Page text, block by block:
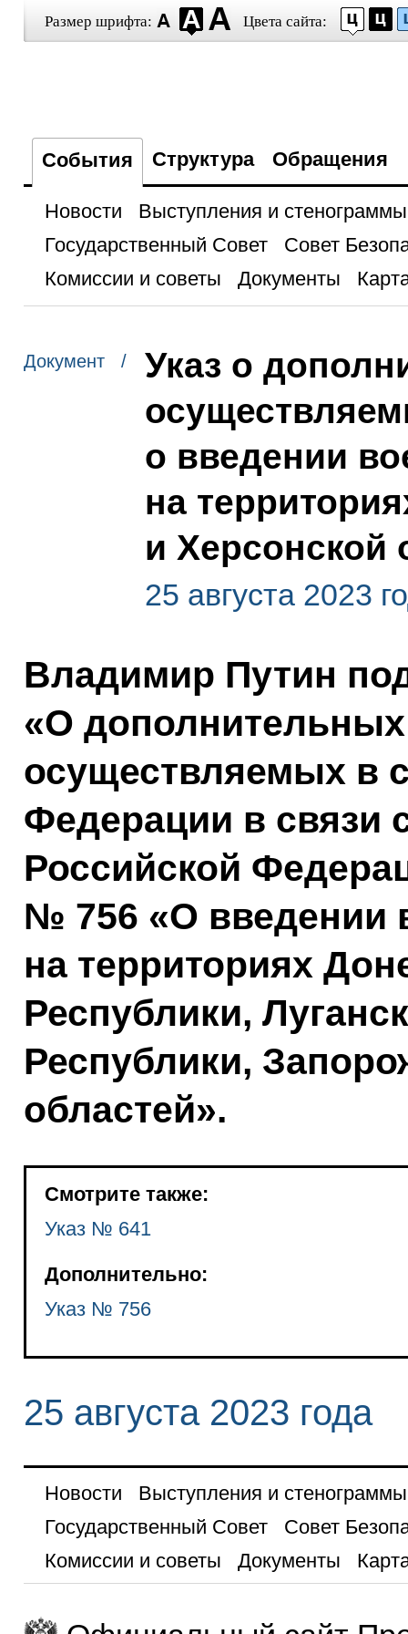
Размер шрифта: Цвета сайта:
События Структура Обращения
Новости
Выступления и стенограммы
Государственный Совет
Совет
Комиссии и советы
Документы
Документ /
Указ о
о введении
на
и Херсонской
25 августа 2023
Владимир Путин
«О
осуществляемых в
Федерации в связи
Российской
№ 756 «О введении
на территориях
Республики,
Республики,
областей».
Смотрите также:
Указ № 641
Дополнительно:
Указ № 756
25 августа 2023 года
Новости
Выступления и стенограммы
Государственный Совет
Совет
Комиссии и советы
Документы